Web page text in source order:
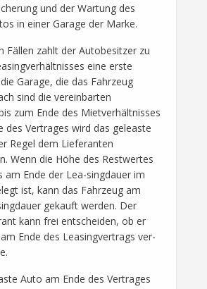
und der Wartung des
in einer Garage der Marke.
Fällen zahlt der Autobesitzer zu
eine erste
Garage, die das Fahrzeug
sind die vereinbarten
zum Ende des Mietverhältnisses
des Vertrages wird das geleaste
Regel dem Lieferanten
Wenn die Höhe des Restwertes
am Ende der Lea-singdauer im
ist, kann das Fahrzeug am
gekauft werden. Der
kann frei entscheiden, ob er
Ende des Leasingvertrags ver-
Auto am Ende des Vertrages